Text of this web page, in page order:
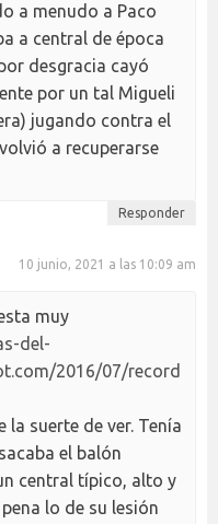
a menudo a Paco
a central de época
desgracia cayó
por un tal Migueli
jugando contra el
a recuperarse
Responder
10 junio, 2021 a las 10:09 am
muy
del-
2016/07/record
la suerte de ver. Tenía
el balón
central típico, alto y
lo de su lesión